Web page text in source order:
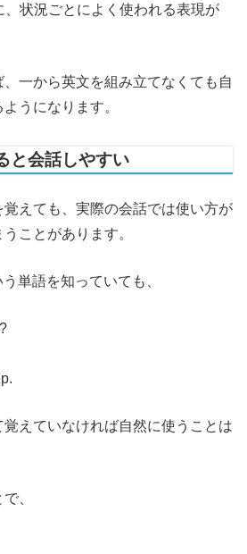
状況ごとによく使われる表現が
一から英文を組み立てなくても自
うになります。
と会話しやすい
えても、実際の会話では使い方が
ことがあります。
単語を知っていても、
えていなければ自然に使うことは
、